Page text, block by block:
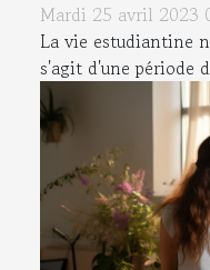
Mardi 25 avril 2023
La vie estudiantine
s'agit d'une période